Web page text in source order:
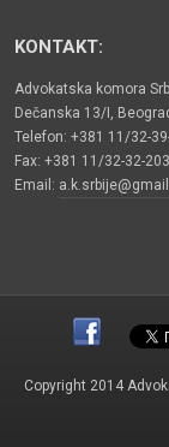
KONTAKT:
Advokatska komora
Dečanska 13/I,
Telefon: +381 11/32-
Fax: +381 11/32-32-203
Email:
Copyright 2014